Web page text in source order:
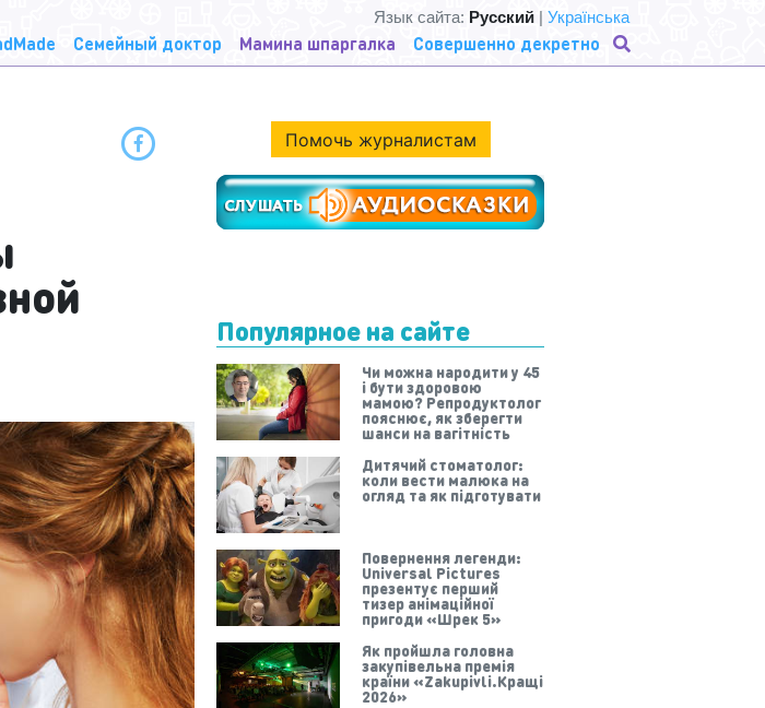
Семейный доктор Мамина шпаргалка Совершенно декретно
Язык сайта: Русский | Українська
Помочь журналистам
Популярное на сайте
Чи можна народити у 45
і бути здоровою
мамою? Репродуктолог
пояснює, як зберегти
шанси на вагітність
Дитячий стоматолог:
коли вести малюка на
огляд та як підготувати
Повернення легенди:
Universal Pictures
презентує перший
тизер анімаційної
пригоди «Шрек 5»
Як пройшла головна
закупівельна премія
країни «Zakupivli.Кращі
2026»